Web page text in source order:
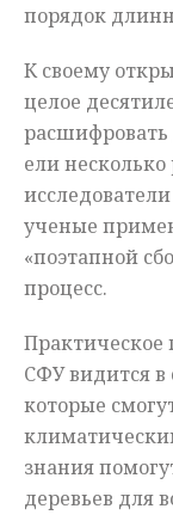
порядок
К своему
целое
ели
ученые
«поэтапной
процесс.
СФУ видится в
которые
знания
деревьев для